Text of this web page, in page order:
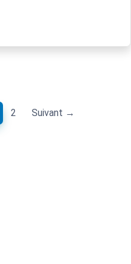
(current)
2 Suivant →